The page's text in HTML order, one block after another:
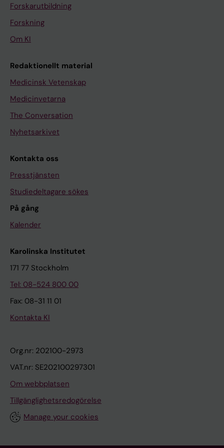
Forskarutbildning
Forskning
Om KI
Redaktionellt material
Medicinsk Vetenskap
Medicinvetarna
The Conversation
Nyhetsarkivet
Kontakta oss
Presstjänsten
Studiedeltagare sökes
På gång
Kalender
Karolinska Institutet
171 77 Stockholm
Tel: 08-524 800 00
Fax: 08-31 11 01
Kontakta KI
Org.nr: 202100-2973
VAT.nr: SE202100297301
Om webbplatsen
Tillgänglighetsredogörelse
Manage your cookies